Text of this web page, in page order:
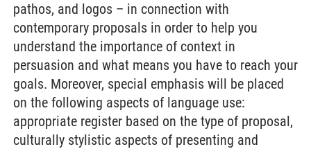
pathos, and logos – in connection with
contemporary proposals in order to help you
understand the importance of context in
persuasion and what means you have to reach your
goals. Moreover, special emphasis will be placed
on the following aspects of language use:
appropriate register based on the type of proposal,
culturally stylistic aspects of presenting and